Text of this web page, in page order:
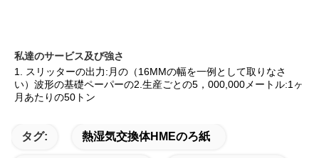
私達のサービス及び強さ
1. スリッターの出力:月の（16MMの幅を一例として取りなさ
い）波形の基礎ペーパーの2.生産ごとの5，000,000メートル:1ヶ
月あたりの50トン
タグ: 熱湿気交換体HMEのろ紙